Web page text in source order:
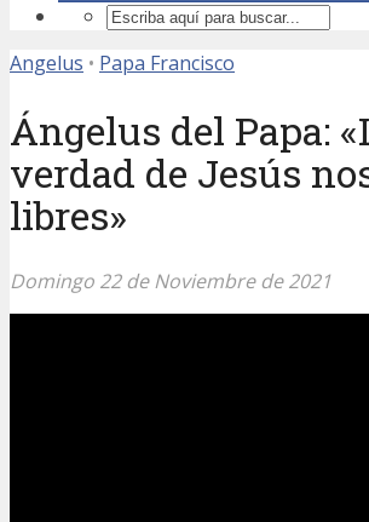
Angelus • Papa Francisco
Ángelus del Papa:
verdad de Jesús
libres»
Domingo 22 de Noviembre de 2021